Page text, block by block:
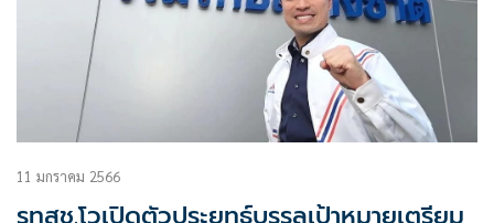
11 มกราคม 2566